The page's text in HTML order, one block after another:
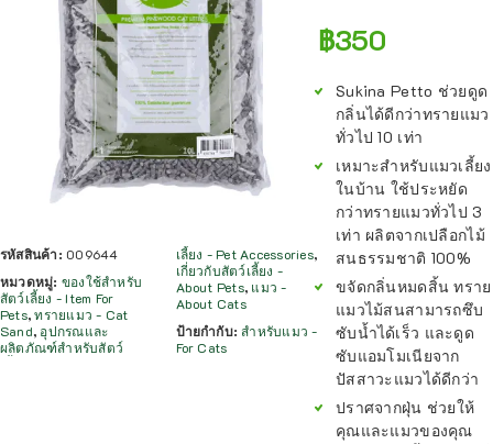
รหัสสินค้า: 009644
หมวดหมู่: ของใช้สำหรับ
สัตว์เลี้ยง - Item For
Pets,ทรายแมว - Cat
Sand, อุปกรณและ
ผลิตภัณฑ์สำหรับสัตว์
เลี้ยง - Pet Accessories,
เกี่ยวกับสัตว์เลี้ยง -
About Pets, แมว -
About Cats
ป้ายกำกับ:สำหรับแมว -
For Cats
฿350
Sukina Petto ช่วยดูด
กลิ่นได้ดีกว่าทรายแมว
ทั่วไป 10 เท่า
เหมาะสำหรับแมวเลี้ยง
ในบ้าน ใช้ประหยัด
กว่าทรายแมวทั่วไป 3
เท่า ผลิตจากเปลือกไม้
สนธรรมชาติ 100%
ขจัดกลิ่นหมดสิ้น ทราย
แมวไม้สนสามารถซึบ
ซับน้ำได้เร็ว และดูด
ซับแอมโมเนียจาก
ปัสสาวะแมวได้ดีกว่า
ปราศจากฝุ่น ช่วยให้
คุณและแมวของคุณ